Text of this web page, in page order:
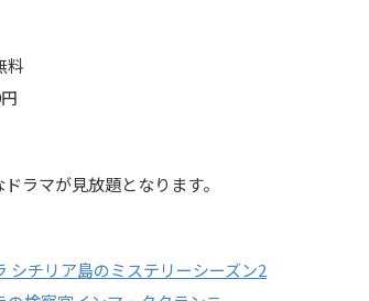
料
ラマが見放題となります。
シチリア島のミステリーシーズン2